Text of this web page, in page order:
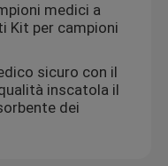
medici a
Kit per campioni
sicuro con il
inscatola il
dei